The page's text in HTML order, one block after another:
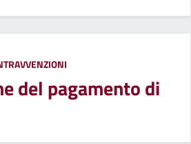
del pagamento di